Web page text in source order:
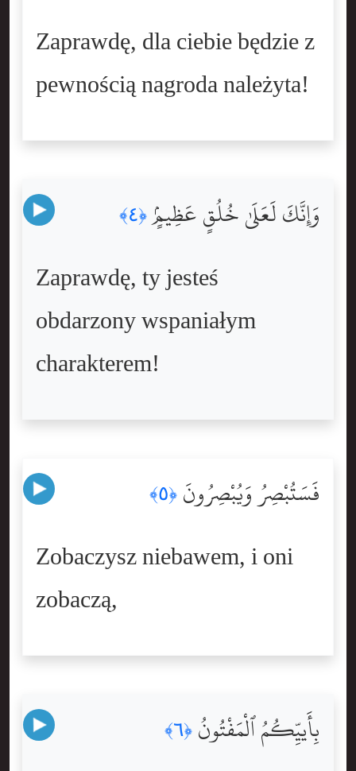
Zaprawdę, dla ciebie będzie z
pewnością nagroda należyta!
وَإِنَّكَ لَعَلَىٰ خُلُقٍ عَظِيمٍۢ﴿٤﴾
Zaprawdę, ty jesteś
obdarzony wspaniałym
charakterem!
فَسَتُبْصِرُ وَيُبْصِرُونَ ﴿٥﴾
Zobaczysz niebawem, i oni
zobaczą,
بِأَييِّكُمُ ٱلْمَفْتُونُ ﴿٦﴾